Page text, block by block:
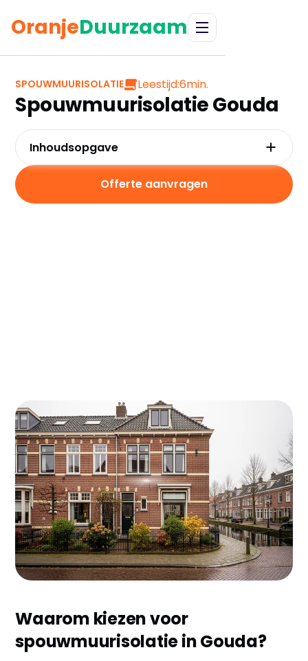
OranjeDuurzaam
SPOUWMUURISOLATIE Leestijd:6min.
Spouwmuurisolatie Gouda
Woon je in een jaren '30 woning aan de Gouwe of in
de wijk Korte Akkeren? Dan kun je met
spouwmuurisolatie gemakkelijk €350-450 per jaar
besparen op je energierekening. In Gouda isoleren
steeds meer huiseigenaren hun spouwmuur - en dat
is logisch, want de investering van zo'n €1.200-
1.500 verdien je binnen 4 jaar terug!
Waarom kiezen voor
spouwmuurisolatie in Gouda?
Inhoudsopgave
Gouda?
Offerte aanvragen